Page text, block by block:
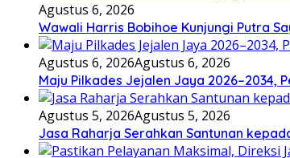
Agustus 6, 2026
Wawali Harris Bobihoe Kunjungi Putra
Agustus 6, 2026Agustus 6, 2026
Maju Pilkades Jejalen Jaya 2026–2034,
Agustus 5, 2026Agustus 5, 2026
Jasa Raharja Serahkan Santunan